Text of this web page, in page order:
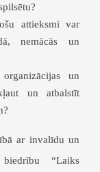
attieksmi var
nemācās un
un
un atbalstīt
ar invalīdu un
biedrību “Laiks